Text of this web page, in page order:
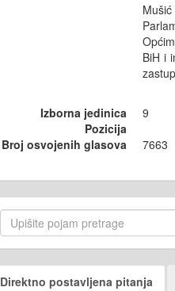
BiH i
Izborna jedinica
9
Pozicija
Broj osvojenih glasova
7663
Direktno postavljena pitanja